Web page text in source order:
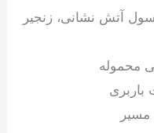
آتش نشانی، زنجیر
محموله
مسیر